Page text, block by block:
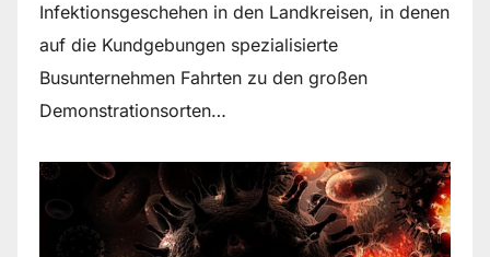
Infektionsgeschehen in den Landkreisen, in denen
auf die Kundgebungen spezialisierte
Busunternehmen Fahrten zu den großen
Demonstrationsorten…